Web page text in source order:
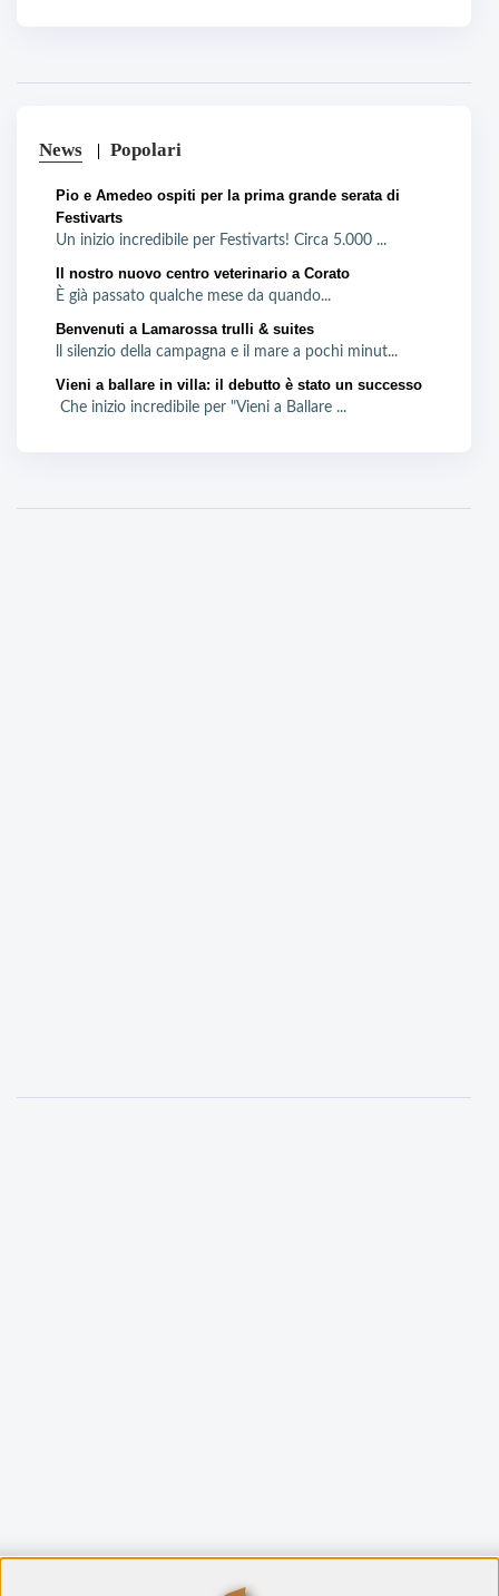
News Popolari
Pio e Amedeo ospiti per la prima grande serata di
Festivarts
Un inizio incredibile per Festivarts! Circa 5.000 ...
Il nostro nuovo centro veterinario a Corato
È già passato qualche mese da quando...
Benvenuti a Lamarossa trulli & suites
ll silenzio della campagna e il mare a pochi minut...
Vieni a ballare in villa: il debutto è stato un successo
Che inizio incredibile per "Vieni a Ballare ...